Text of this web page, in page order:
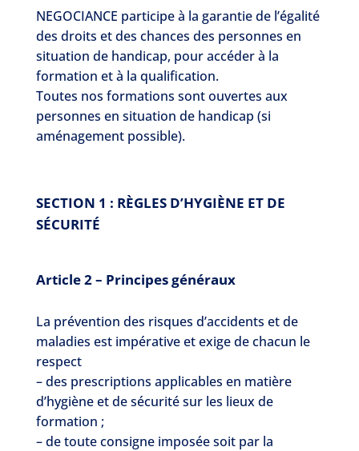
NEGOCIANCE participe à la garantie de l’égalité
des droits et des chances des personnes en
situation de handicap, pour accéder à la
formation et à la qualification.
Toutes nos formations sont ouvertes aux
personnes en situation de handicap (si
aménagement possible).
SECTION 1 : RÈGLES D’HYGIÈNE ET DE
SÉCURITÉ
Article 2 – Principes généraux
La prévention des risques d’accidents et de
maladies est impérative et exige de chacun le
respect
– des prescriptions applicables en matière
d’hygiène et de sécurité sur les lieux de
formation ;
– de toute consigne imposée soit par la